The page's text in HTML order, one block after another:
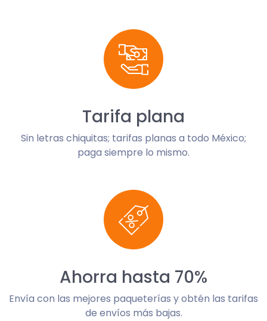
Tarifa plana
Sin letras chiquitas; tarifas planas a todo México;
paga siempre lo mismo.
Ahorra hasta 70%
Envía con las mejores paqueterías y obtén las tarifas
de envíos más bajas.